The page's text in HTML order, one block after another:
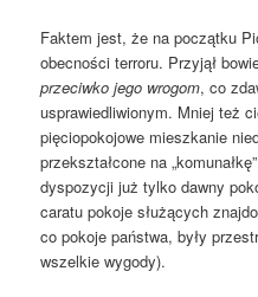
Faktem jest, że na początku
obecności terroru. Przyjął
przeciwko jego wrogom, co
usprawiedliwionym. Mniej też
pięciopokojowe mieszkanie
przekształcone na
dyspozycji już tylko dawny
caratu pokoje służących
co pokoje państwa, były
wszelkie wygody).